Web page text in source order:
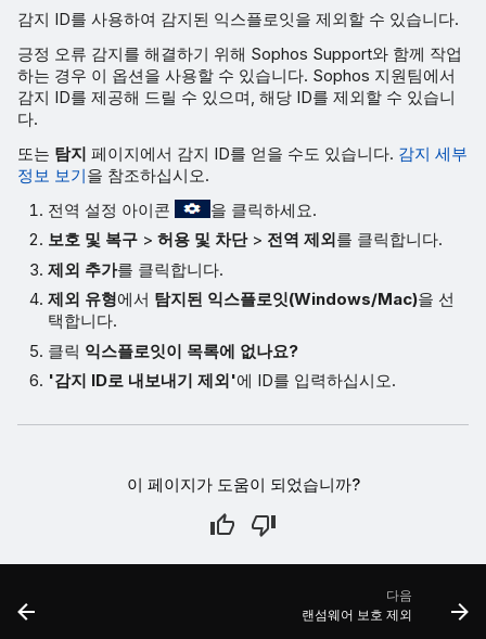
감지 ID를 사용하여 감지된 익스플로잇을 제외할 수 있습니다.
긍정 오류 감지를 해결하기 위해 Sophos Support와 함께 작업
하는 경우 이 옵션을 사용할 수 있습니다. Sophos 지원팀에서
감지 ID를 제공해 드릴 수 있으며, 해당 ID를 제외할 수 있습니
다.
또는 탐지 페이지에서 감지 ID를 얻을 수도 있습니다. 감지 세부
정보 보기을 참조하십시오.
전역 설정 아이콘
을 클릭하세요.
보호 및 복구 >허용 및 차단> 전역 제외를 클릭합니다.
제외 추가를 클릭합니다.
제외 유형에서 탐지된 익스플로잇(Windows/Mac)을 선
택합니다.
클릭 익스플로잇이 목록에 없나요?
'감지 ID로 내보내기 제외'에 ID를 입력하십시오.
이 페이지가 도움이 되었습니까?
다음
랜섬웨어 보호 제외